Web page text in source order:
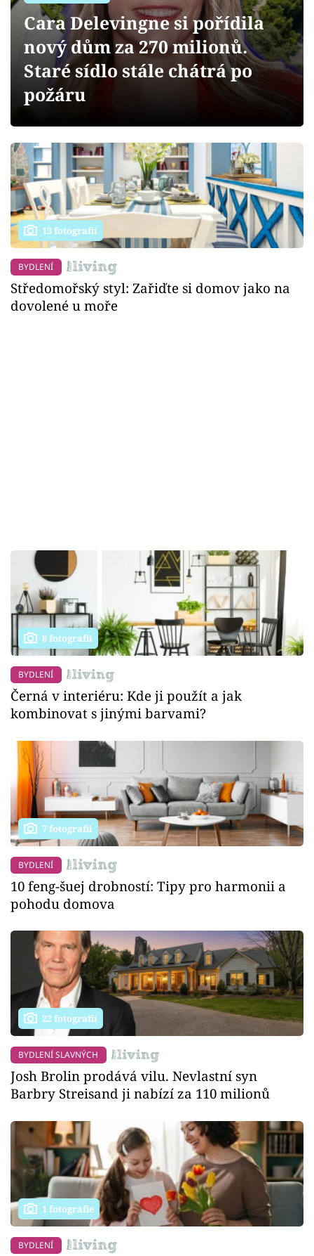
Přihlášení
Sledujte nás
Cara Delevingne si pořídila
nový dům za 270 milionů.
Staré sídlo stále chátrá po
požáru
13 fotografií
BYDLENÍ
Středomořský styl: Zařiďte si domov jako na
dovolené u moře
8 fotografií
BYDLENÍ
Černá v interiéru: Kde ji použít a jak
kombinovat s jinými barvami?
7 fotografií
BYDLENÍ
10 feng-šuej drobností: Tipy pro harmonii a
pohodu domova
22 fotografií
BYDLENÍ SLAVNÝCH
Josh Brolin prodává vilu. Nevlastní syn
Barbry Streisand ji nabízí za 110 milionů
1 fotografie
BYDLENÍ